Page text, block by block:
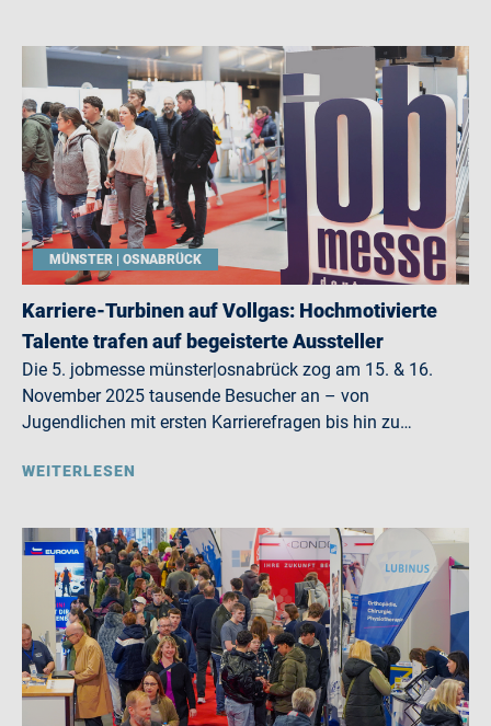
MÜNSTER | OSNABRÜCK
Karriere-Turbinen auf Vollgas: Hochmotivierte
Talente trafen auf begeisterte Aussteller
Die 5. jobmesse münster|osnabrück zog am 15. & 16.
November 2025 tausende Besucher an – von
Jugendlichen mit ersten Karrierefragen bis hin zu…
WEITERLESEN